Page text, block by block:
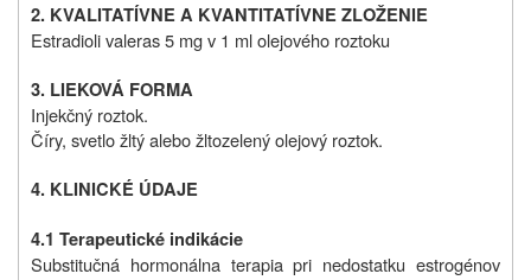
2. KVALITATÍVNE A KVANTITATÍVNE ZLOŽENIE
Estradioli valeras 5 mg v 1 ml olejového roztoku
3. LIEKOVÁ FORMA
Injekčný roztok.
Číry, svetlo žltý alebo žltozelený olejový roztok.
4. KLINICKÉ ÚDAJE
4.1 Terapeutické indikácie
Substitučná hormonálna terapia pri nedostatku estrogénov